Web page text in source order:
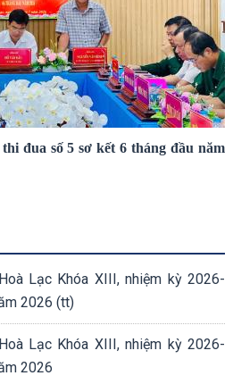
đua số 5 sơ kết 6 tháng đầu năm
Lạc Khóa XIII, nhiệm kỳ 2026-
2026 (tt)
Lạc Khóa XIII, nhiệm kỳ 2026-
2026